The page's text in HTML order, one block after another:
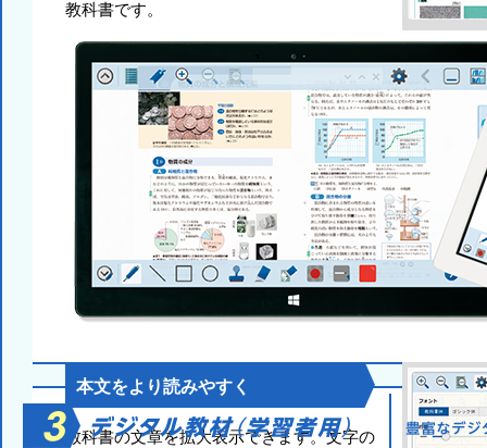
教科書です。
本文をより読みやすく
教科書の文章を拡大表示できます。文字の